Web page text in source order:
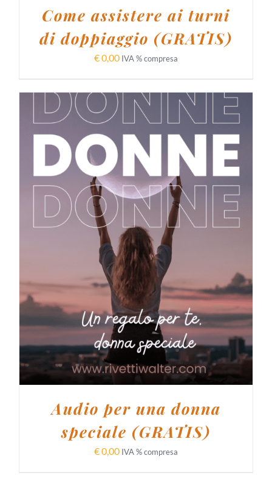
Come assistere ai turni
di doppiaggio (GRATIS)
€0,00 IVA % compresa
AGGIUNGI AL CARRELLO /
Audio per una donna
speciale (GRATIS)
€0,00 IVA % compresa